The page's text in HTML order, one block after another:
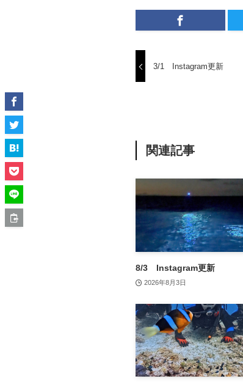
3/1 Instagram更新
関連記事
8/3 Instagram更新
2026年8月3日